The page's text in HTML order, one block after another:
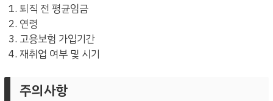
퇴직 전 평균임금
연령
고용보험 가입기간
재취업 여부 및 시기
주의사항